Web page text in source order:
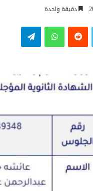
دقيقة واحدة
تويتر واتساب تيلقرام